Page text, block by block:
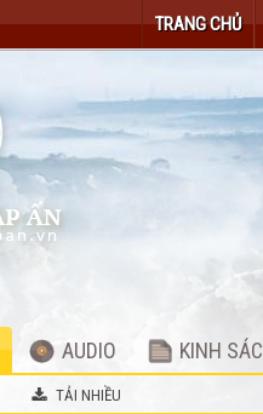
TRANG CHỦ
AUDIO KINH
TẢI NHIỀU